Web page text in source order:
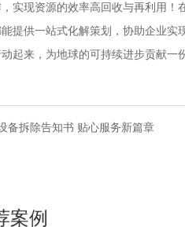
实现资源的效率高回收与再利用
提供一站式化解策划，协助企业
起来，为地球的可持续进步贡献一
备拆除告知书 贴心服务新篇章
案例